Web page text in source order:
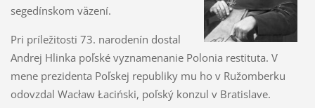
segedínskom väzení.
Pri príležitosti 73. narodenín dostal
Andrej Hlinka poľské vyznamenanie Polonia restituta. V
mene prezidenta Poľskej republiky mu ho v Ružomberku
odovzdal Wacław Łaciński, poľský konzul v Bratislave.